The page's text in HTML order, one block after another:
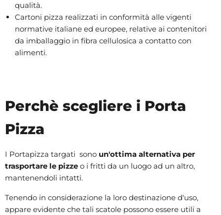
qualità.
Cartoni pizza realizzati in conformità alle vigenti
normative italiane ed europee, relative ai contenitori
da imballaggio in fibra cellulosica a contatto con
alimenti.
Perchè scegliere i Porta
Pizza
I Portapizza targati sono un'ottima alternativa per
trasportare le pizze o i fritti da un luogo ad un altro,
mantenendoli intatti.
Tenendo in considerazione la loro destinazione d'uso,
appare evidente che tali scatole possono essere utili a